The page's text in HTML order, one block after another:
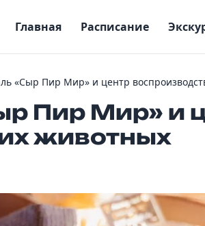
Главная Расписание
«Сыр Пир Мир» и центр
Пир Мир» и
животных